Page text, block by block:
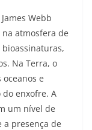
Webb
na atmosfera de
bioassinaturas,
Na Terra, o
e
enxofre. A
um nível de
a presença de